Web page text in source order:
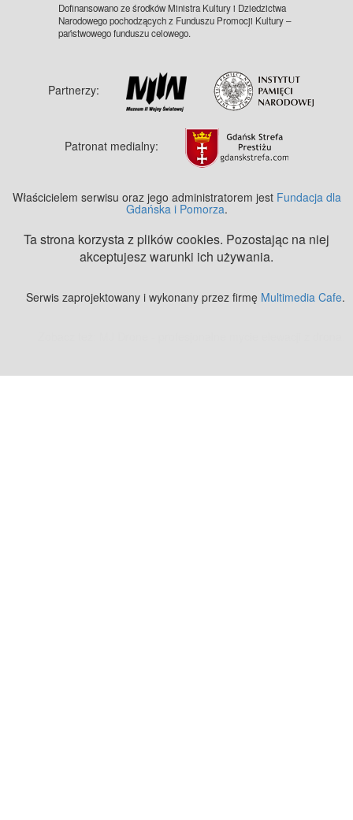
Dofinansowano ze środków Ministra Kultury i Dziedzictwa
Narodowego pochodzących z Funduszu Promocji Kultury –
państwowego funduszu celowego.
Partnerzy:
Patronat medialny:
Właścicielem serwisu oraz jego administratorem jest Fundacja dla
Gdańska i Pomorza.
Ta strona korzysta z plików cookies. Pozostając na niej
akceptujesz warunki ich używania.
Serwis zaprojektowany i wykonany przez firmę Multimedia Cafe.